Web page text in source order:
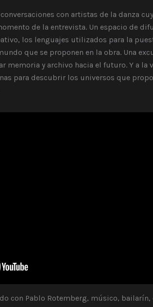
con artistas de la danza
de la entrevista. Un espacio de
los lenguajes utilizados para la
que se proponen en la obra. Una
memoria y archivo hacia el futuro. Y a la
para descubrir los universos que
con Pablo Rotemberg, músico, bailarín,